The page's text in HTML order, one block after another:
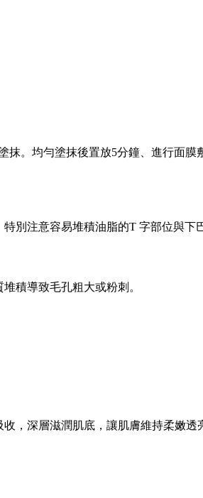
抹。均勻塗抹後置放5分鐘、進行面膜
別注意容易堆積油脂的T 字部位與下
積導致毛孔粗大或粉刺。
，深層滋潤肌底，讓肌膚維持柔嫩透